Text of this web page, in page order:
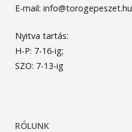
E-mail: info@torogepeszet.hu
Nyitva tartás:
H-P: 7-16-ig;
SZO: 7-13-ig
RÓLUNK